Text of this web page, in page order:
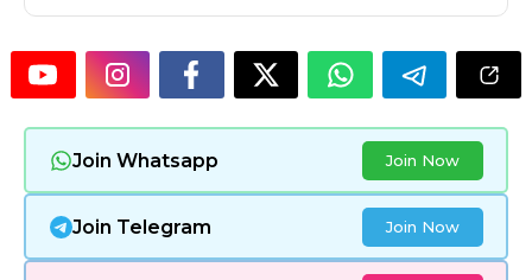
Join Whatsapp Join Now
Join Telegram Join Now